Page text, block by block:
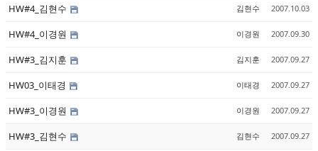
HW#4_김현수 김현수 2007.10.03
HW#4_이경원 이경원 2007.09.30
HW#3_김지훈 김지훈 2007.09.27
HW03_이태경 이태경 2007.09.27
HW#3_이경원 이경원 2007.09.27
HW#3_김현수 김현수 2007.09.27